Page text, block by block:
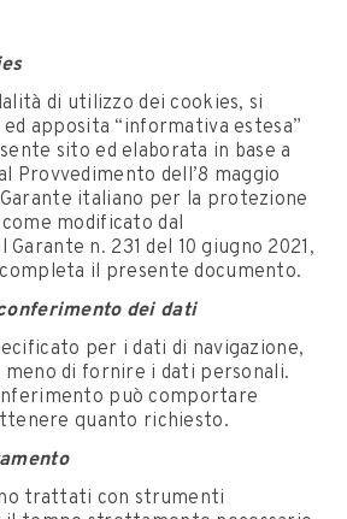
di utilizzo dei cookies, si
apposita “informativa estesa”
sito ed elaborata in base a
Provvedimento dell’8 maggio
italiano per la protezione
modificato dal
n. 231 del 10 giugno 2021,
il presente documento.
dei dati
per i dati di navigazione,
di fornire i dati personali.
può comportare
quanto richiesto.
trattati con strumenti